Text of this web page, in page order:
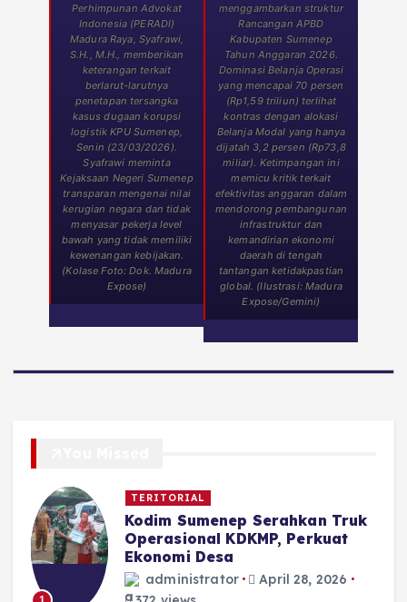
Perhimpunan Advokat
Indonesia (PERADI)
Madura Raya, Syafrawi,
S.H., M.H., memberikan
keterangan terkait
berlarut-larutnya
penetapan tersangka
kasus dugaan korupsi
logistik KPU Sumenep,
Senin (23/03/2026).
Syafrawi meminta
Kejaksaan Negeri Sumenep
transparan mengenai nilai
kerugian negara dan tidak
menyasar pekerja level
bawah yang tidak memiliki
kewenangan kebijakan.
(Kolase Foto: Dok. Madura
Expose)
menggambarkan struktur
Rancangan APBD
Kabupaten Sumenep
Tahun Anggaran 2026.
Dominasi Belanja Operasi
yang mencapai 70 persen
(Rp1,59 triliun) terlihat
kontras dengan alokasi
Belanja Modal yang hanya
dijatah 3,2 persen (Rp73,8
miliar). Ketimpangan ini
memicu kritik terkait
efektivitas anggaran dalam
mendorong pembangunan
infrastruktur dan
kemandirian ekonomi
daerah di tengah
tantangan ketidakpastian
global. (Ilustrasi: Madura
Expose/Gemini)
TERITORIAL
Kodim Sumenep Serahkan Truk
Operasional KDKMP, Perkuat
Ekonomi Desa
administrator
April 28, 2026